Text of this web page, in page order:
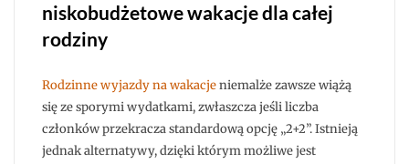
niskobudżetowe wakacje dla całej
rodziny
Rodzinne wyjazdy na wakacjeniemalże zawsze wiążą
się ze sporymi wydatkami, zwłaszcza jeśli liczba
członków przekracza standardową opcję „2+2”. Istnieją
jednak alternatywy, dzięki którym możliwe jest